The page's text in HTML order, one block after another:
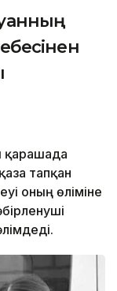
қарашада
тапқан
оның өліміне